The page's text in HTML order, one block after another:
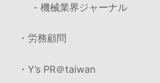
- 機械業界ジャーナル
・労務顧問
・Y’s PR＠taiwan